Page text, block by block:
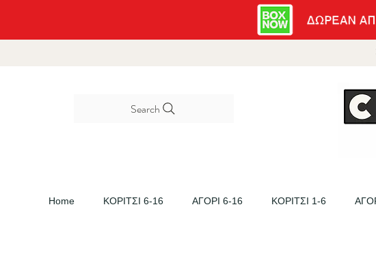
Search
Home ΚΟΡΙΤΣΙ 6-16 ΑΓΟΡΙ 6-16 ΚΟΡΙΤΣΙ 1-6